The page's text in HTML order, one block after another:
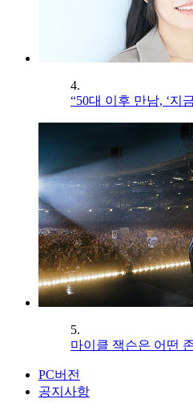
4.
“50대 이후 만남, ‘지
5.
마이클 잭슨은 어떤
PC버전
공지사항